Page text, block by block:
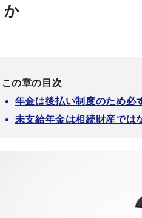
か
この章の目次
年金は後払い制度のため必
未支給年金は相続財産では